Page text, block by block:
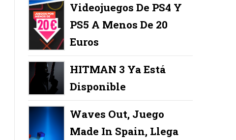
Videojuegos De PS4 Y
PS5 A Menos De 20
Euros
HITMAN 3 Ya Está
Disponible
Waves Out, Juego
Made In Spain, Llega